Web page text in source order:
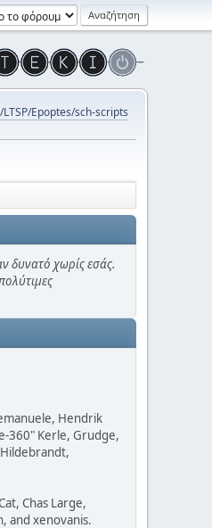
Epoptes/sch-scripts
δυνατό χωρίς εσάς.
Hendrik
360" Kerle, Grudge,
Chas Large,
and xenovanis.